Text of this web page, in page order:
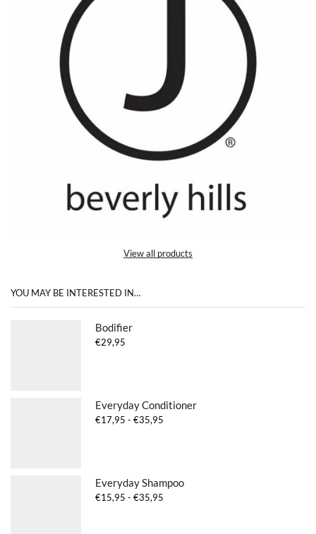
View all products
YOU MAY BE INTERESTED IN…
Bodifier
€29,95
Everyday Conditioner
€17,95 - €35,95
Everyday Shampoo
€15,95 - €35,95